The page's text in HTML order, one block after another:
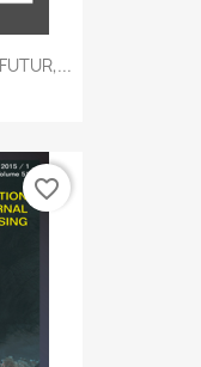
favorite_border